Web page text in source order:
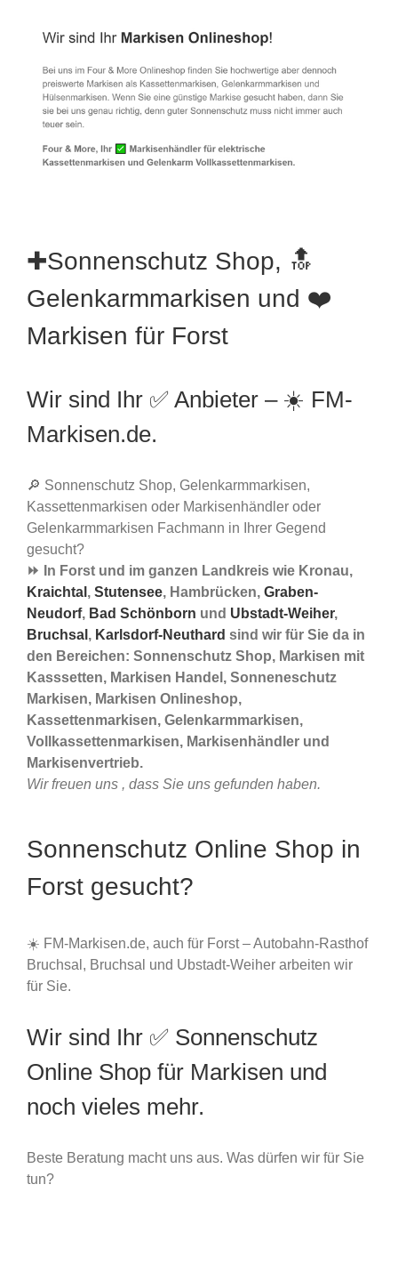
✚Sonnenschutz Shop, 🔝
Gelenkarmmarkisen und ❤️
Markisen für Forst
Wir sind Ihr ✅ Anbieter – ☀️ FM-
Markisen.de.
🔎 Sonnenschutz Shop, Gelenkarmmarkisen,
Kassettenmarkisen oder Markisenhändler oder
Gelenkarmmarkisen Fachmann in Ihrer Gegend
gesucht?
⏩ In Forst und im ganzen Landkreis wie Kronau,
Kraichtal , Stutensee, Hambrücken, Graben-
Neudorf, Bad Schönborn und Ubstadt-Weiher,
Bruchsal , Karlsdorf-Neuthard sind wir für Sie da in
den Bereichen: Sonnenschutz Shop, Markisen mit
Kasssetten, Markisen Handel, Sonneneschutz
Markisen, Markisen Onlineshop,
Kassettenmarkisen, Gelenkarmmarkisen,
Vollkassettenmarkisen, Markisenhändler und
Markisenvertrieb.
Wir freuen uns , dass Sie uns gefunden haben.
Sonnenschutz Online Shop in
Forst gesucht?
☀️ FM-Markisen.de, auch für Forst – Autobahn-Rasthof
Bruchsal, Bruchsal und Ubstadt-Weiher arbeiten wir
für Sie.
Wir sind Ihr ✅ Sonnenschutz
Online Shop für Markisen und
noch vieles mehr.
Beste Beratung macht uns aus. Was dürfen wir für Sie
tun?